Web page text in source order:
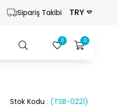
Sipariş Takibi TRY
0
0
(TSB-0221)
Stok Kodu